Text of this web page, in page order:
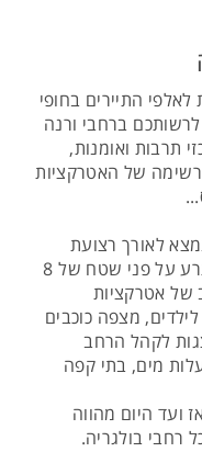
התיירים בחופי
ברחבי ורנה
תרבות ואומנות,
רשימה של האטרקציות
לאורך רצועת
החוף המרכזית בורנה. הפארק משתרע על פני שטח של 8
של אטרקציות
מצפה כוכבים
לקהל הרחב
מים, בתי קפה
בסוף המאה ה-19, ומאז ועד היום מהווה
רחבי בולגריה.